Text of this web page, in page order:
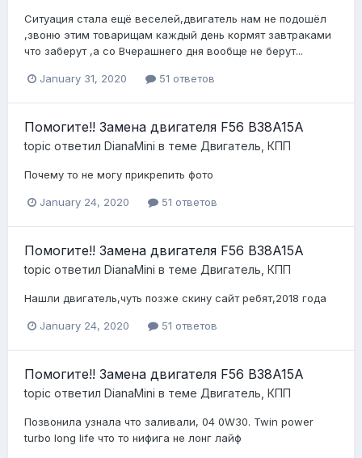
Ситуация стала ещё веселей,двигатель нам не подошёл
,звоню этим товарищам каждый день кормят завтраками
что заберут ,а со Вчерашнего дня вообще не берут...
January 31, 2020 51 ответов
Помогите!! Замена двигателя F56 B38A15A
topic ответил DianaMini в теме Двигатель, КПП
Почему то не могу прикрепить фото
January 24, 2020 51 ответов
Помогите!! Замена двигателя F56 B38A15A
topic ответил DianaMini в теме Двигатель, КПП
Нашли двигатель,чуть позже скину сайт ребят,2018 года
January 24, 2020 51 ответов
Помогите!! Замена двигателя F56 B38A15A
topic ответил DianaMini в теме Двигатель, КПП
Позвонила узнала что заливали, 04 0W30. Twin power
turbo long life что то нифига не лонг лайф